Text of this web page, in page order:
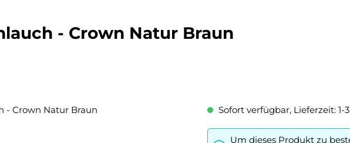
- Crown Natur Braun
Sofort verfügbar, Lieferzeit: 1-
Um dieses Produkt zu